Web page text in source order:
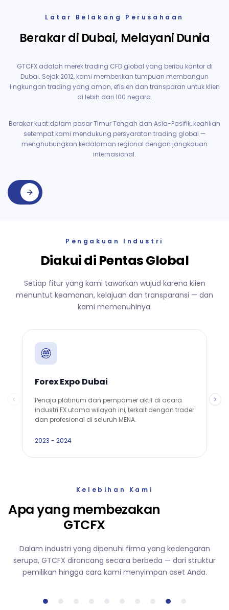
Latar Belakang Perusahaan
Berakar di Dubai, Melayani Dunia
GTCFX adalah merek trading CFD global yang beribu kantor di
Dubai. Sejak 2012, kami memberikan tumpuan membangun
lingkungan trading yang aman, efisien dan transparan untuk klien
di lebih dari 100 negara.
Berakar kuat dalam pasar Timur Tengah dan Asia-Pasifik, keahlian
setempat kami mendukung persyaratan trading global —
menghubungkan kedalaman regional dengan jangkauan
internasional.
Pengakuan Industri
Diakui di Pentas Global
Setiap fitur yang kami tawarkan wujud karena klien
menuntut keamanan, kelajuan dan transparansi — dan
kami memenuhinya.
Forex Expo Dubai
Penaja platinum dan pempamer aktif di acara
industri FX utama wilayah ini, terkait dengan trader
dan profesional di seluruh MENA.
2023 - 2024
Kelebihan Kami
Apa yang membezakan
GTCFX
Dalam industri yang dipenuhi firma yang kedengaran
serupa, GTCFX dirancang secara berbeda — dari struktur
pemilikan hingga cara kami menyimpan aset Anda.